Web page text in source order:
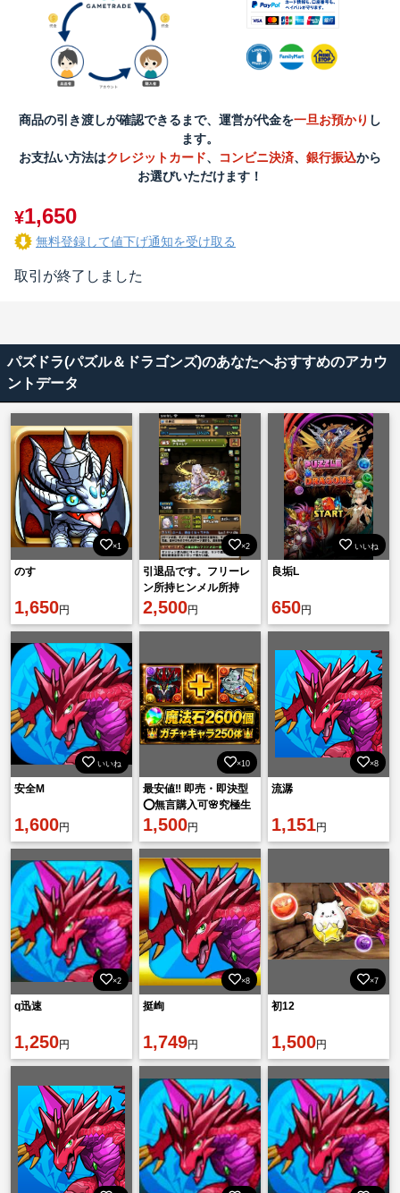
商品の引き渡しが確認できるまで、運営が代金を一旦お預かり し
ます。
お支払い方法はクレジットカード、 コンビニ決済、 銀行振込から
お選びいただけます！
¥1,650
無料登録して値下げ通知を受け取る
取引が終了しました
パズドラ(パズル＆ドラゴンズ)のあなたへおすすめのアカウ
ントデータ
×1
のす
1,650円
×2
引退品です。フリーレ
ン所持ヒンメル所持
2,500円
いいね
良垢L
650円
いいね
安全M
1,600円
×10
最安値‼️ 即売・即決型
⭕️無言購入可🌸究極生
命体༌エニグマ✚白いガ
ンダム✚魔法石2600
個！
1,500円
×8
流潺
1,151円
×2
q迅速
1,250円
×8
挺峋
1,749円
×7
初12
1,500円